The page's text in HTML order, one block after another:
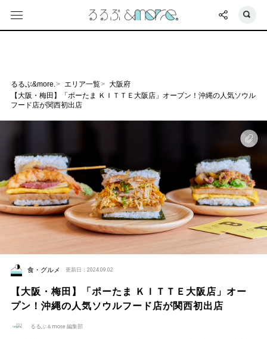
るるぶ&more. エリア一覧
大阪府
【大阪・梅田】「ポーたま ＫＩＴＴＥ大阪店」オープン！沖縄の人気ソウル
フード店が関西初出店
食・グルメ 更新日：2024.09.02
【大阪・梅田】「ポーたま ＫＩＴＴＥ大阪店」オー
プン！沖縄の人気ソウルフード店が関西初出店
るるぶ＆more.編集部